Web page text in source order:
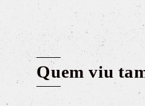
Quem viu